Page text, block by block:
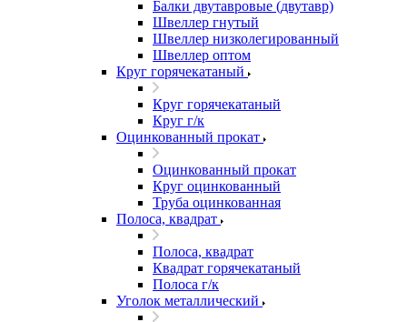
Балки двутавровые (двутавр)
Швеллер гнутый
Швеллер низколегированный
Швеллер оптом
Круг горячекатаный
Круг горячекатаный
Круг г/к
Оцинкованный прокат
Оцинкованный прокат
Круг оцинкованный
Труба оцинкованная
Полоса, квадрат
Полоса, квадрат
Квадрат горячекатаный
Полоса г/к
Уголок металлический